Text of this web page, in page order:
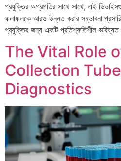
প্রযুক্তির অগ্রগতির সাথে সাথে, এই
ফলাফলকে আরও উন্নত করার সম্ভাবনা
প্রযুক্তির জন্য একটি প্রতিশ্রুতিশীল ভবিষ্যত
The Vital Role
Collection
Diagnostics